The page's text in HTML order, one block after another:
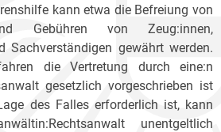
kann etwa die Befreiung von
Gebühren von Zeug:innen,
Sachverständigen gewährt werden.
die Vertretung durch eine:n
gesetzlich vorgeschrieben ist
des Falles erforderlich ist, kann
unentgeltlich